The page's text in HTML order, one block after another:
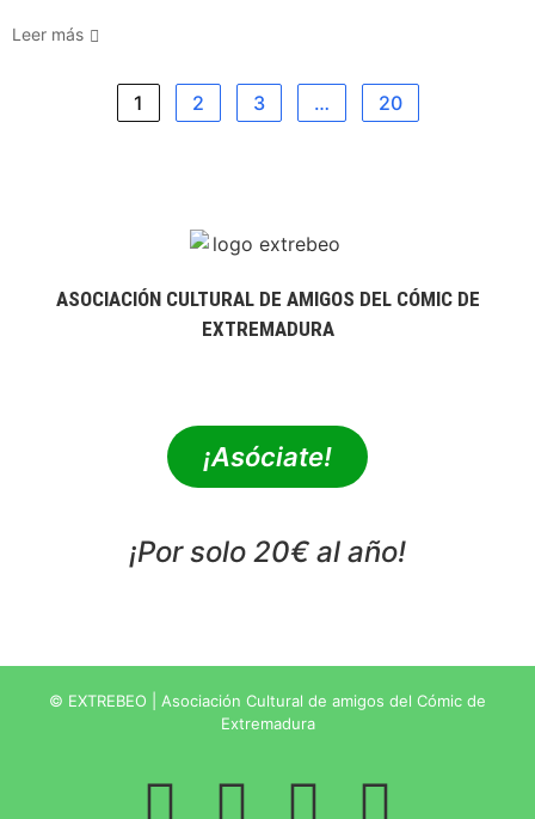
Leer más
1 2 3 … 20
ASOCIACIÓN CULTURAL DE AMIGOS DEL CÓMIC DE
EXTREMADURA
¡Asóciate!
¡Por solo 20€ al año!
© EXTREBEO | Asociación Cultural de amigos del Cómic de
Extremadura